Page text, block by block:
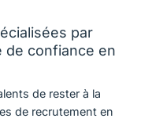
par
de confiance en
de rester à la
de recrutement en